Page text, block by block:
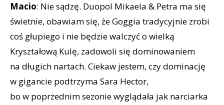
Macio: Nie sądzę. Duopol Mikaela & Petra ma się
świetnie, obawiam się, że Goggia tradycyjnie zrobi
coś głupiego i nie będzie walczyć o wielką
Kryształową Kulę, zadowoli się dominowaniem
na długich nartach. Ciekaw jestem, czy dominację
w gigancie podtrzyma Sara Hector,
bo w poprzednim sezonie wyglądała jak narciarka